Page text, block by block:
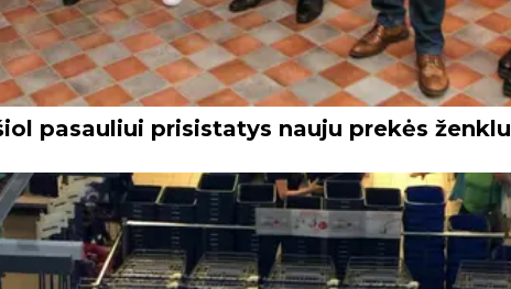
pasauliui prisistatys nauju prekės ženklu